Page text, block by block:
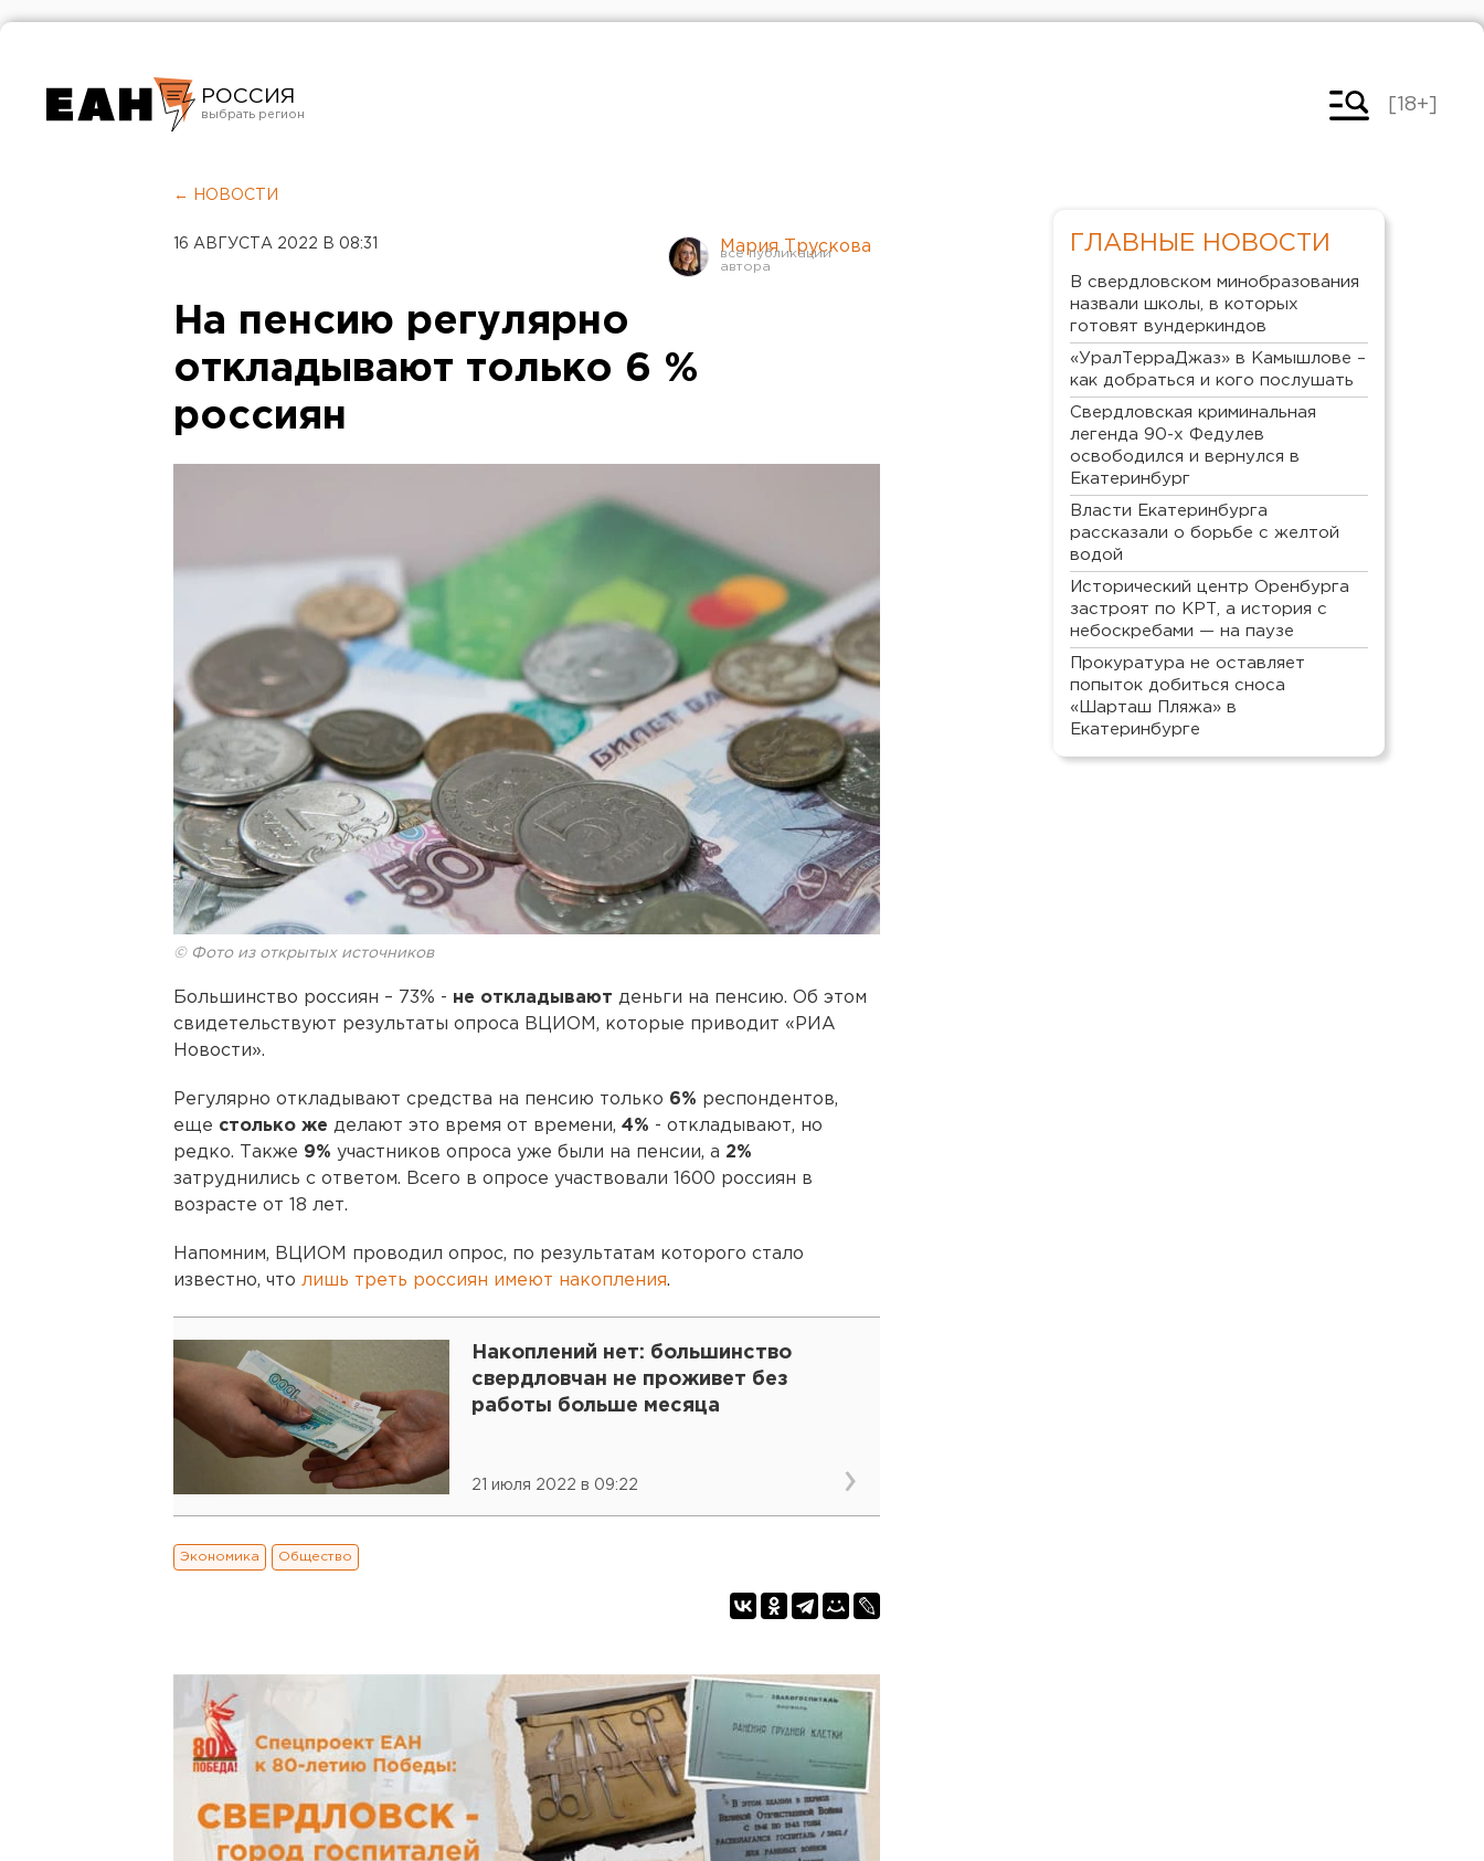
РОССИЯ
Челябинск
[18+]
← НОВОСТИ
16 АВГУСТА 2022 В 08:31 Мария Трускова
На пенсию регулярно
откладывают только 6 %
россиян
© Фото из открытых источников
Большинство россиян – 73% - не откладывают деньги на пенсию. Об этом
свидетельствуют результаты опроса ВЦИОМ, которые приводит «РИА
Новости».
Регулярно откладывают средства на пенсию только 6% респондентов,
еще столько же делают это время от времени, 4% - откладывают, но
редко. Также 9% участников опроса уже были на пенсии, а 2%
затруднились с ответом. Всего в опросе участвовали 1600 россиян в
возрасте от 18 лет.
Напомним, ВЦИОМ проводил опрос, по результатам которого стало
известно, что лишь треть россиян имеют накопления.
Накоплений нет: большинство
свердловчан не проживет без
работы больше месяца
21 июля 2022 в 09:22
Экономика Общество
ГЛАВНЫЕ НОВОСТИ
В свердловском минобразования
назвали школы, в которых
готовят вундеркиндов
«УралТерраДжаз» в Камышлове –
как добраться и кого послушать
Свердловская криминальная
легенда 90-х Федулев
освободился и вернулся в
Екатеринбург
Власти Екатеринбурга
рассказали о борьбе с желтой
водой
Исторический центр Оренбурга
застроят по КРТ, а история с
небоскребами — на паузе
Прокуратура не оставляет
попыток добиться сноса
«Шарташ Пляжа» в
Екатеринбурге